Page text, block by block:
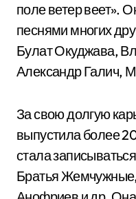
поле ветер веет».
песнями многих
Булат Окуджава,
Александр Галич,
За свою долгую
выпустила более
стала
Братья